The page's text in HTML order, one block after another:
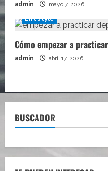
admin mayo 7, 2026
Lifestyle
Cómo empezar a
admin abril 17, 2026
BUSCADOR